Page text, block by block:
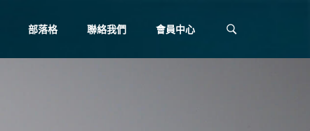
部落格 聯絡我們 會員中心